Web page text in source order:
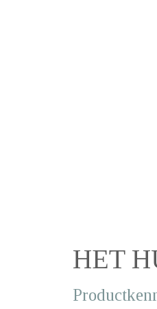
HET